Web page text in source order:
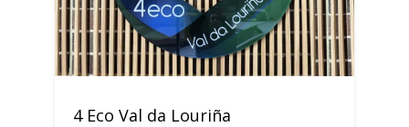
4 Eco Val da Louriña